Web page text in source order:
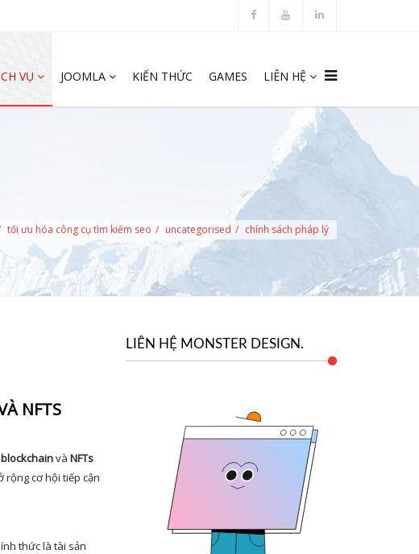
VỤ JOOMLA KIẾN THỨC GAMES LIÊN HỆ
tối ưu hóa công cụ tìm kiếm seo uncategorised chính sách pháp lý
NFTS
blockchainvà NFTs
rộng cơ hội tiếp cận
thức là tài sản
LIÊN HỆ MONSTER DESIGN.